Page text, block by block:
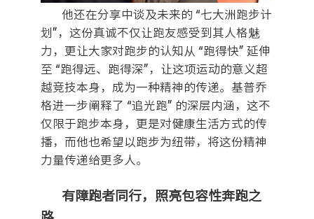
他还在分享中谈及未来的 “七大洲跑步计
划”，这份真诚不仅让跑友感受到其人格魅
力，更让大家对跑步的认知从 “跑得快” 延伸
至 “跑得远、跑得深”，让这项运动的意义超
越竞技本身，成为一种精神的传递。基普乔
格进一步阐释了 “追光跑” 的深层内涵，这不
仅限于跑步本身，更是对健康生活方式的传
播，而他也希望以跑步为纽带，将这份精神
力量传递给更多人。
有障跑者同行，照亮包容性奔跑之